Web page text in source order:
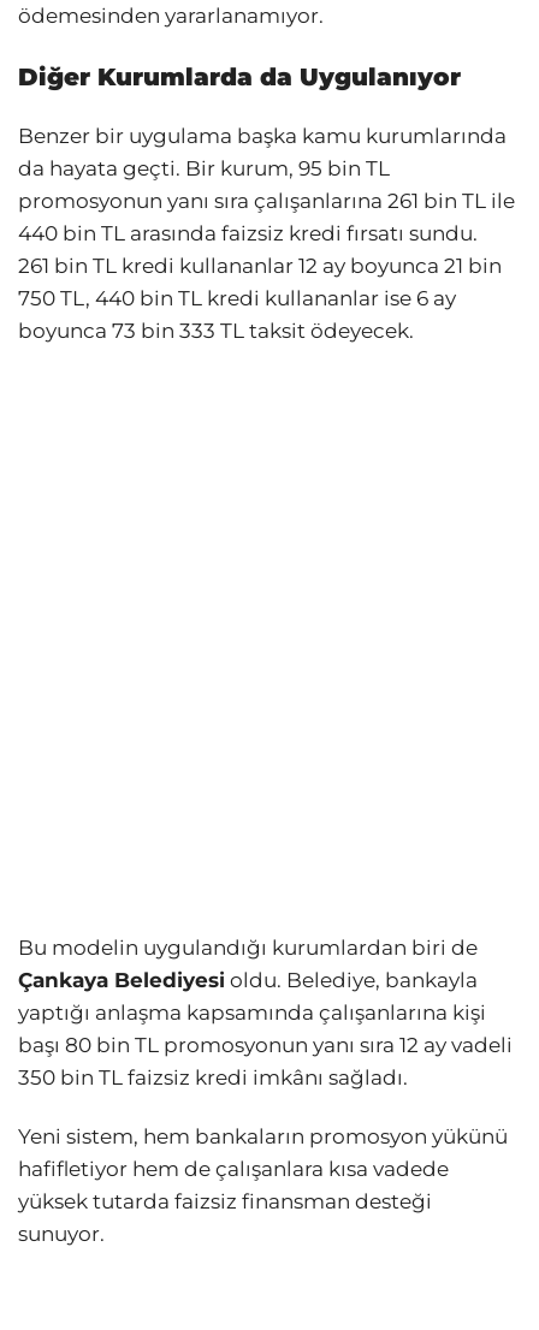
ödemesinden yararlanamıyor.
Diğer Kurumlarda da Uygulanıyor
Benzer bir uygulama başka kamu kurumlarında
da hayata geçti. Bir kurum, 95 bin TL
promosyonun yanı sıra çalışanlarına 261 bin TL ile
440 bin TL arasında faizsiz kredi fırsatı sundu.
261 bin TL kredi kullananlar 12 ay boyunca 21 bin
750 TL, 440 bin TL kredi kullananlar ise 6 ay
boyunca 73 bin 333 TL taksit ödeyecek.
Bu modelin uygulandığı kurumlardan biri de
Çankaya Belediyesi oldu. Belediye, bankayla
yaptığı anlaşma kapsamında çalışanlarına kişi
başı 80 bin TL promosyonun yanı sıra 12 ay vadeli
350 bin TL faizsiz kredi imkânı sağladı.
Yeni sistem, hem bankaların promosyon yükünü
hafifletiyor hem de çalışanlara kısa vadede
yüksek tutarda faizsiz finansman desteği
sunuyor.